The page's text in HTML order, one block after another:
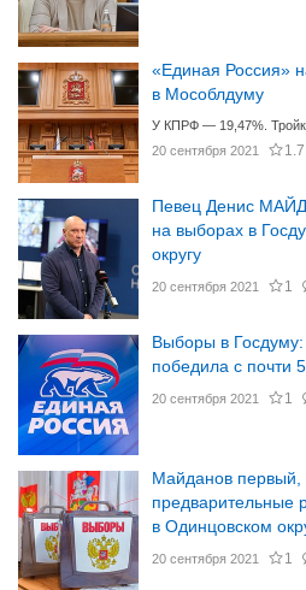
«Единая Россия»
в Мособлдуму
У КПРФ — 19,47%.
20 сентября 2021
1.7
Певец Денис
на выборах в
округу
20 сентября 2021 1
Выборы в
победила с почти
20 сентября 2021 1
Майданов первый,
предварительные
в Одинцовском
20 сентября 2021 1